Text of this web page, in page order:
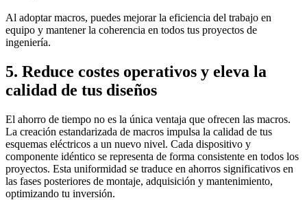
Al adoptar macros, puedes mejorar la eficiencia del trabajo en
equipo y mantener la coherencia en todos tus proyectos de
ingeniería.
5. Reduce costes operativos y eleva la
calidad de tus diseños
El ahorro de tiempo no es la única ventaja que ofrecen las macros.
La creación estandarizada de macros impulsa la calidad de tus
esquemas eléctricos a un nuevo nivel. Cada dispositivo y
componente idéntico se representa de forma consistente en todos los
proyectos. Esta uniformidad se traduce en ahorros significativos en
las fases posteriores de montaje, adquisición y mantenimiento,
optimizando tu inversión.